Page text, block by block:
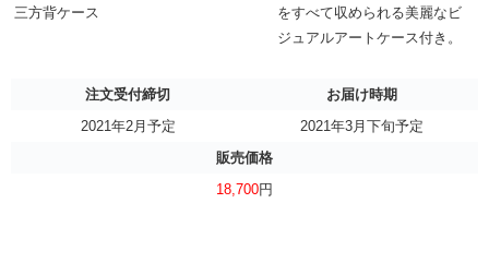
三方背ケース
をすべて収められる美麗なビ
ジュアルアートケース付き。
注文受付締切
お届け時期
2021年2月予定
2021年3月下旬予定
販売価格
18,700円